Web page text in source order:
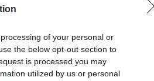
of your personal or
the below opt-out section to
is processed you may
utilized by us or personal